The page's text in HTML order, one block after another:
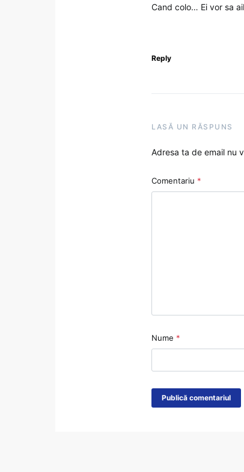
Cand colo… Ei vor sa
Reply
LASĂ UN RĂSPUNS
Adresa ta de email nu
Comentariu *
Nume *